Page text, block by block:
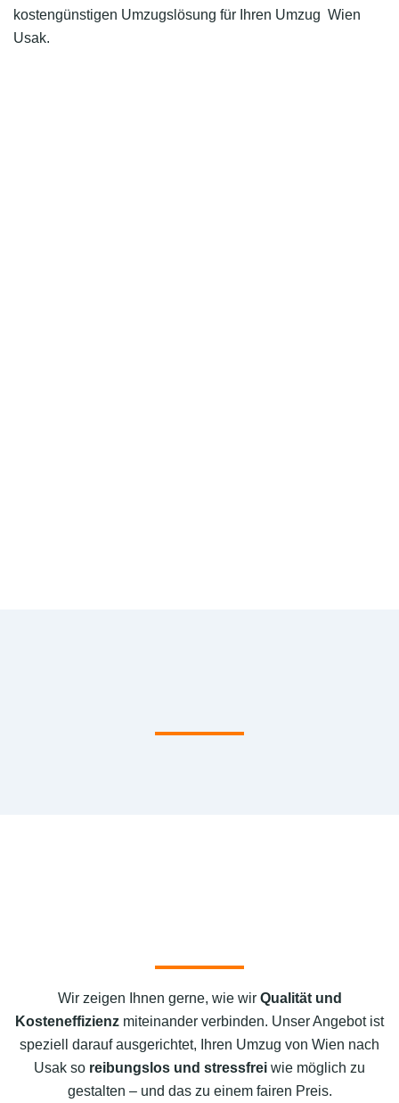
kostengünstigen Umzugslösung für Ihren Umzug Wien
Usak.
Wir zeigen Ihnen gerne, wie wir Qualität und
Kosteneffizienz miteinander verbinden. Unser Angebot ist
speziell darauf ausgerichtet, Ihren Umzug von Wien nach
Usak so reibungslos und stressfrei wie möglich zu
gestalten – und das zu einem fairen Preis.